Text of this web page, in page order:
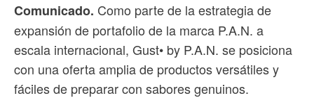
Comunicado. Como parte de la estrategia de
expansión de portafolio de la marca P.A.N. a
escala internacional, Gust• by P.A.N. se posiciona
con una oferta amplia de productos versátiles y
fáciles de preparar con sabores genuinos.